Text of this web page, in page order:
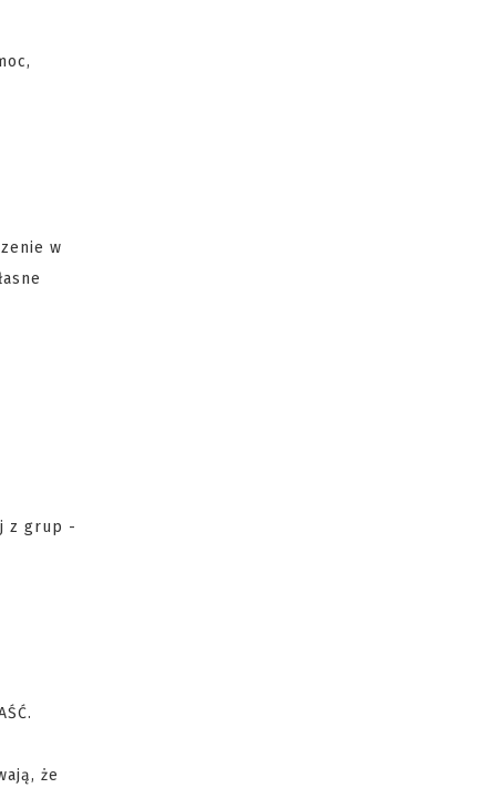
w
z grup -
że